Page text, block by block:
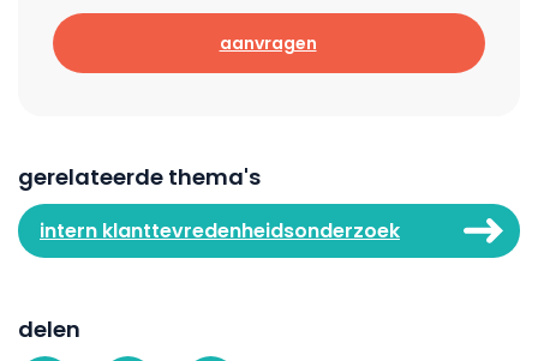
aanvragen
gerelateerde thema's
intern klanttevredenheidsonderzoek
delen